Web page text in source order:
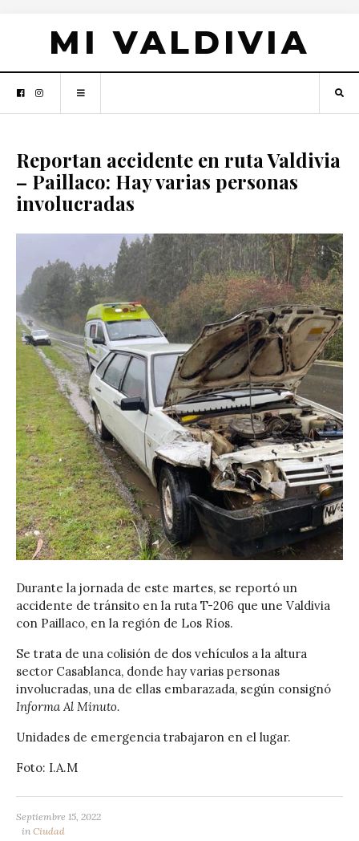
MI VALDIVIA
Reportan accidente en ruta Valdivia
– Paillaco: Hay varias personas
involucradas
Durante la jornada de este martes, se reportó un
accidente de tránsito en la ruta T-206 que une Valdivia
con Paillaco, en la región de Los Ríos.
Se trata de una colisión de dos vehículos a la altura
sector Casablanca, donde hay varias personas
involucradas, una de ellas embarazada, según consignó
Informa Al Minuto.
Unidades de emergencia trabajaron en el lugar.
Foto: I.A.M
Septiembre 15, 2022
in Ciudad